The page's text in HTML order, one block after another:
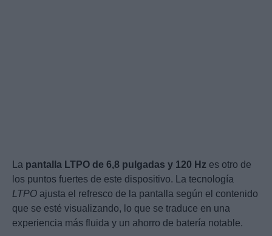
La pantalla LTPO de 6,8 pulgadas y 120 Hz es otro de
los puntos fuertes de este dispositivo. La tecnología
LTPO ajusta el refresco de la pantalla según el contenido
que se esté visualizando, lo que se traduce en una
experiencia más fluida y un ahorro de batería notable.